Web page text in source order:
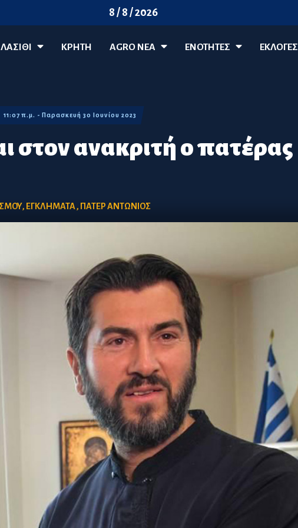
8 / 8 / 2026
ΛΑΣΊΘΙ ΚΡΗΤΗ AGRO ΝΈΑ ΕΝΟΤΗΤΕΣ ΕΚΛΟΓΕΣ
στον ανακριτή ο πατέρας
11:07 π.μ. - Παρασκευή 30 Ιουνίου 2023
, ΕΓΚΛΗΜΑΤΑ, ΠΑΤΕΡ ΑΝΤΩΝΙΟΣ